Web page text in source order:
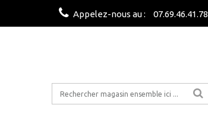
Appelez-nous au : 07.69.46.41.78